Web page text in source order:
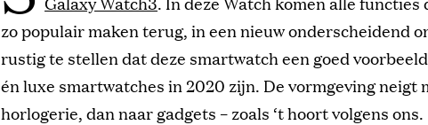
zo populair maken terug, in een nieuw onderscheidend
rustig te stellen dat deze smartwatch een goed
én luxe smartwatches in 2020 zijn. De vormgeving neigt
horlogerie, dan naar gadgets – zoals ‘t hoort volgens ons.